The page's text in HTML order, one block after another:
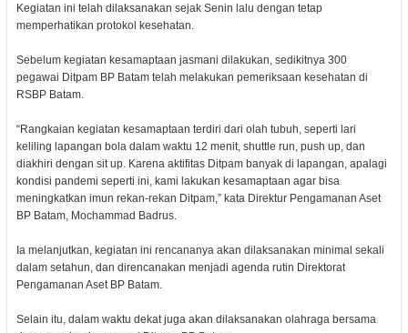
Kegiatan ini telah dilaksanakan sejak Senin lalu dengan tetap
memperhatikan protokol kesehatan.
Sebelum kegiatan kesamaptaan jasmani dilakukan, sedikitnya 300
pegawai Ditpam BP Batam telah melakukan pemeriksaan kesehatan di
RSBP Batam.
“Rangkaian kegiatan kesamaptaan terdiri dari olah tubuh, seperti lari
keliling lapangan bola dalam waktu 12 menit, shuttle run, push up, dan
diakhiri dengan sit up. Karena aktifitas Ditpam banyak di lapangan, apalagi
kondisi pandemi seperti ini, kami lakukan kesamaptaan agar bisa
meningkatkan imun rekan-rekan Ditpam,” kata Direktur Pengamanan Aset
BP Batam, Mochammad Badrus.
Ia melanjutkan, kegiatan ini rencananya akan dilaksanakan minimal sekali
dalam setahun, dan direncanakan menjadi agenda rutin Direktorat
Pengamanan Aset BP Batam.
Selain itu, dalam waktu dekat juga akan dilaksanakan olahraga bersama